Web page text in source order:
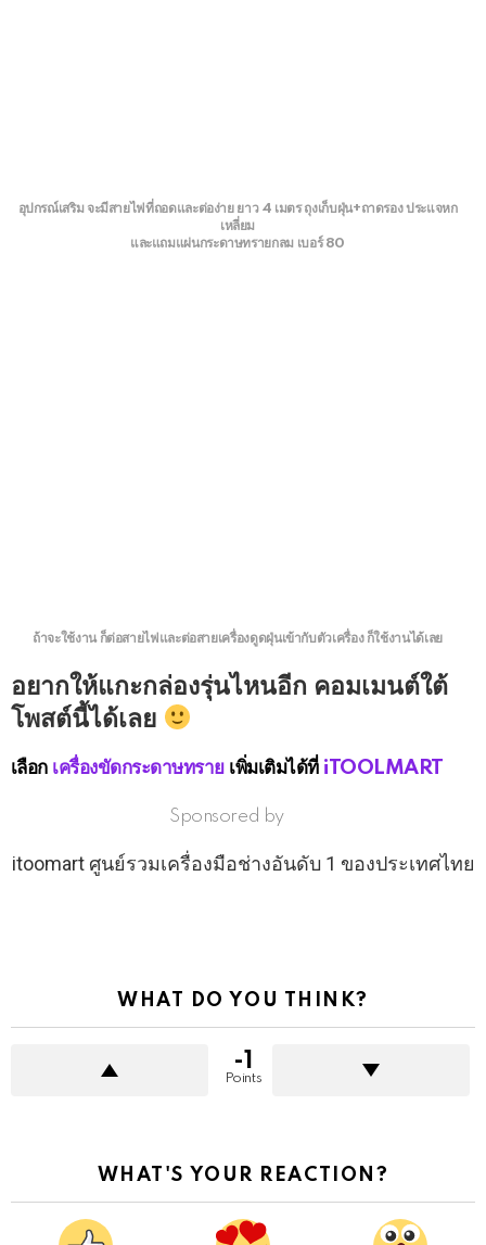
อุปกรณ์เสริม จะมีสายไฟที่ถอดและต่อง่าย ยาว 4 เมตร ถุงเก็บฝุ่น+ถาดรอง ประแจหก
เหลี่ยม
และแถมแผ่นกระดาษทรายกลม เบอร์ 80
ถ้าจะใช้งาน ก็ต่อสายไฟและต่อสายเครื่องดูดฝุ่นเข้ากับตัวเครื่อง ก็ใช้งานได้เลย
อยากให้แกะกล่องรุ่นไหนอีก คอมเมนต์ใต้
โพสต์นี้ได้เลย
เลือก เครื่องขัดกระดาษทรายเพิ่มเติมได้ที่ iTOOLMART
Sponsored by
WHAT DO YOU THINK?
WHAT'S YOUR REACTION?